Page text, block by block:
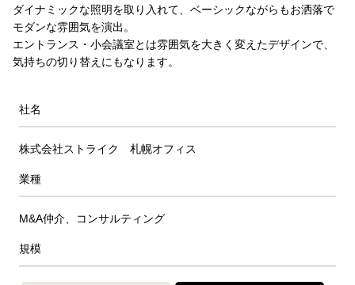
ダイナミックな照明を取り入れて、ベーシックながらもお洒落で
モダンな雰囲気を演出。
エントランス・小会議室とは雰囲気を大きく変えたデザインで、
気持ちの切り替えにもなります。
社名
株式会社ストライク 札幌オフィス
業種
M&A仲介、コンサルティング
規模